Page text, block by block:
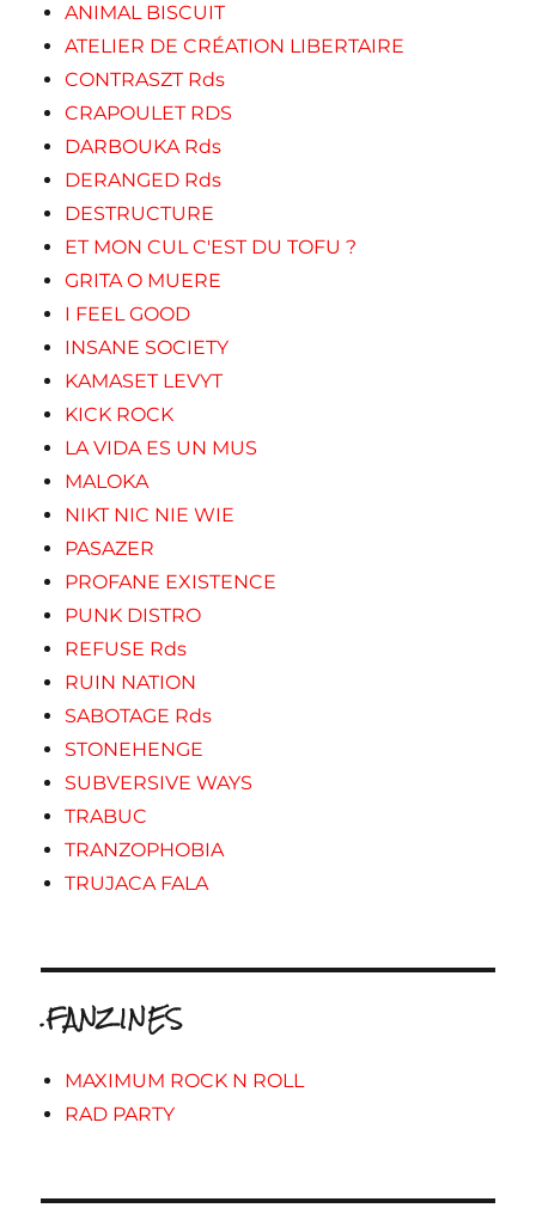
ANIMAL BISCUIT
ATELIER DE CRÉATION LIBERTAIRE
CONTRASZT Rds
CRAPOULET RDS
DARBOUKA Rds
DERANGED Rds
DESTRUCTURE
ET MON CUL C'EST DU TOFU ?
GRITA O MUERE
I FEEL GOOD
INSANE SOCIETY
KAMASET LEVYT
KICK ROCK
LA VIDA ES UN MUS
MALOKA
NIKT NIC NIE WIE
PASAZER
PROFANE EXISTENCE
PUNK DISTRO
REFUSE Rds
RUIN NATION
SABOTAGE Rds
STONEHENGE
SUBVERSIVE WAYS
TRABUC
TRANZOPHOBIA
TRUJACA FALA
.FANZINES
MAXIMUM ROCK N ROLL
RAD PARTY